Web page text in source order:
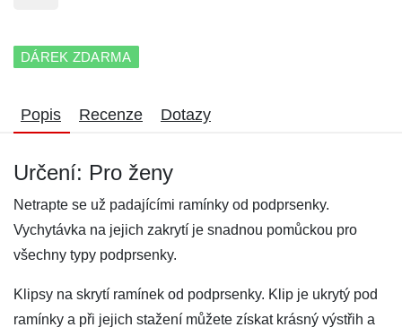
DÁREK ZDARMA
Popis Recenze Dotazy
Určení: Pro ženy
Netrapte se už padajícími ramínky od podprsenky.
Vychytávka na jejich zakrytí je snadnou pomůckou pro
všechny typy podprsenky.
Klipsy na skrytí ramínek od podprsenky. Klip je ukrytý pod
ramínky a při jejich stažení můžete získat krásný výstřih a